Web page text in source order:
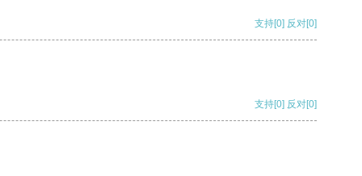
支持[0] 反对[0]
支持[0] 反对[0]